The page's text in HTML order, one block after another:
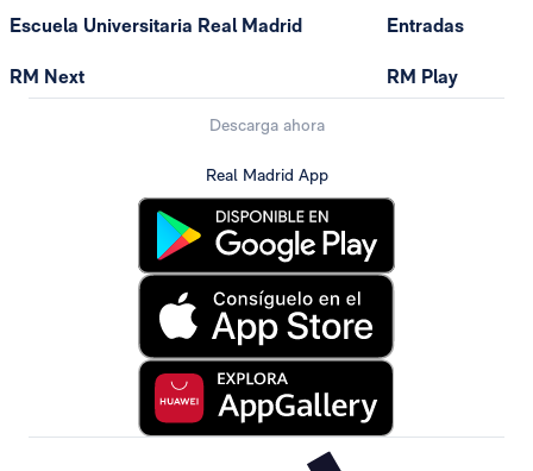
Escuela Universitaria Real Madrid
RM Next
Entradas
RM Play
Descarga ahora
Real Madrid App